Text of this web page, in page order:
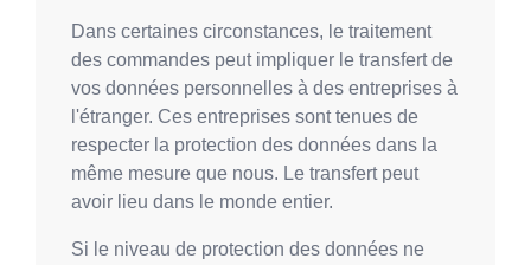
Dans certaines circonstances, le traitement
des commandes peut impliquer le transfert de
vos données personnelles à des entreprises à
l'étranger. Ces entreprises sont tenues de
respecter la protection des données dans la
même mesure que nous. Le transfert peut
avoir lieu dans le monde entier.
Si le niveau de protection des données ne